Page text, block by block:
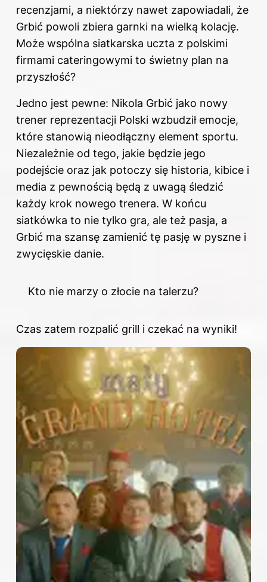
recenzjami, a niektórzy nawet zapowiadali, że
Grbić powoli zbiera garnki na wielką kolację.
Może wspólna siatkarska uczta z polskimi
firmami cateringowymi to świetny plan na
przyszłość?
Jedno jest pewne: Nikola Grbić jako nowy
trener reprezentacji Polski wzbudził emocje,
które stanowią nieodłączny element sportu.
Niezależnie od tego, jakie będzie jego
podejście oraz jak potoczy się historia, kibice i
media z pewnością będą z uwagą śledzić
każdy krok nowego trenera. W końcu
siatkówka to nie tylko gra, ale też pasja, a
Grbić ma szansę zamienić tę pasję w pyszne i
zwycięskie danie.
Kto nie marzy o złocie na talerzu?
Czas zatem rozpalić grill i czekać na wyniki!